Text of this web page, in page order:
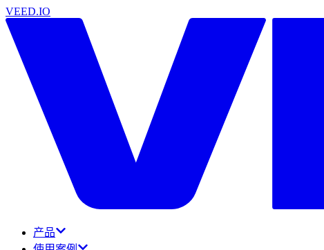
VEED.IO
产品